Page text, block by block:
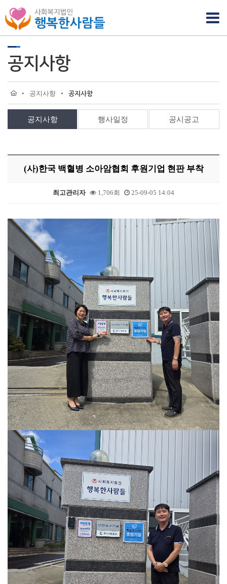
공지사항
• 공지사항 • 공지사항
공지사항 행사일정 공시공고
(사)한국 백혈병 소아암협회 후원기업 현판 부착
최고관리자 1,706회 25-09-05 14:04
본문